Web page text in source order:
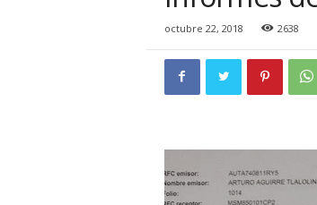
octubre 22, 2018 2638